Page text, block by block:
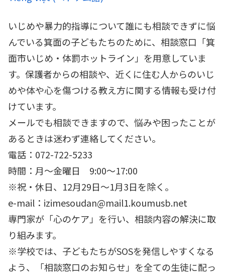
いじめや暴力的指導について誰にも相談できずに悩
んでいる箕面の子どもたちのために、相談窓口「箕
面市いじめ・体罰ホットライン」を用意していま
す。保護者からの相談や、近くに住む人からのいじ
めや体や心を傷つける教え方に関する情報も受け付
けています。
メールでも相談できますので、悩みや困ったことが
あるときは迷わず連絡してください。
電話：072-722-5233
時間：月～金曜日 9:00～17:00
※祝・休日、12月29日〜1月3日を除く。
e-mail：izimesoudan@mail1.koumusb.net
専門家が「心のケア」を行い、相談内容の解決に取
り組みます。
※学校では、子どもたちがSOSを発信しやすくなる
よう、「相談窓口のお知らせ」を全ての生徒に配っ